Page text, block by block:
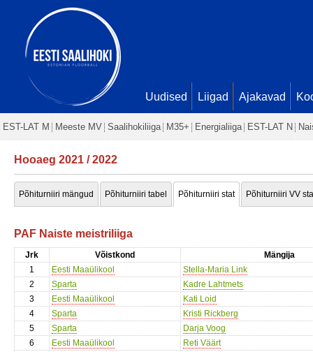
Uudised Liigad Ajakavad
EST-LAT M Meeste MV Saalihokiliiga M35+ Energialiiga EST-LAT N
Hooaeg 2021 / 2022
Põhiturniiri mängud Põhiturniiri tabel Põhiturniiri stat Põhiturniiri VV
PAF Naiste meistriliiga
Jrk Võistkond
Mängija
1
Eesti Maaülikool
Stella-Maria Link
2
Sparta
Kadre Lahtmets
3
Eesti Maaülikool
Kati Loid
4
Sparta
Kristi Rickberg
5
Sparta
Darja Voog
6
Eesti Maaülikool
Reti Väärt